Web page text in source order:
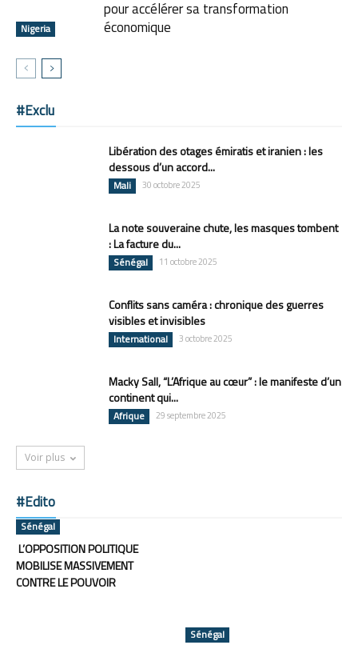
Nigeria
pour accélérer sa transformation
économique
#Exclu
Libération des otages émiratis et iranien : les
dessous d’un accord...
Mali 30 octobre 2025
La note souveraine chute, les masques tombent
: La facture du...
Sénégal 11 octobre 2025
Conflits sans caméra : chronique des guerres
visibles et invisibles
International 3 octobre 2025
Macky Sall, “L’Afrique au cœur” : le manifeste d’un
continent qui...
Afrique 29 septembre 2025
Voir plus
#Edito
Sénégal
L’OPPOSITION POLITIQUE
MOBILISE MASSIVEMENT
CONTRE LE POUVOIR
Sénégal